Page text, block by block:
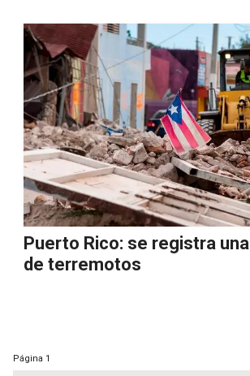
Puerto Rico: se registra
de terremotos
Página 1